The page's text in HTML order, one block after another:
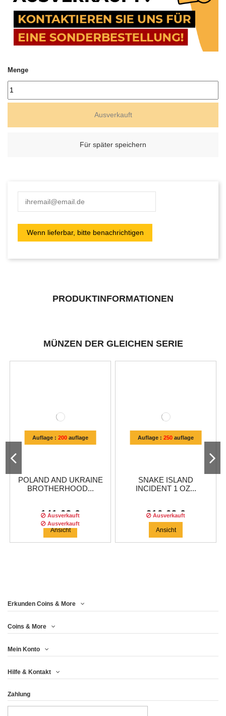
Menge
Ausverkauft
Für später speichern
PRODUKTINFORMATIONEN
MÜNZEN DER GLEICHEN SERIE
Auflage : 200auflage
POLAND AND UKRAINE
BROTHERHOOD...
141,63 €
Ausverkauft
Ansicht
Auflage : 250auflage
SNAKE ISLAND
INCIDENT 1 OZ...
216,63 €
Ausverkauft
Ansicht
Auflage :
SPIRIT OF THE...
174,96 €
Ausverkauft
Erkunden Coins & More
Coins & More
Mein Konto
Hilfe & Kontakt
Zahlung